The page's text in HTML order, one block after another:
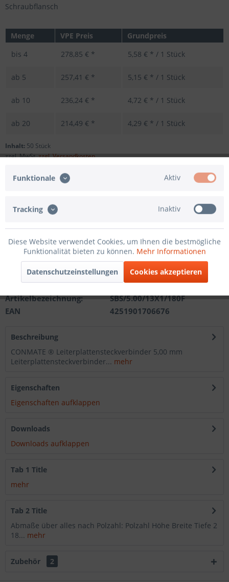
Schraubflansch
Menge VPE Preis
Grundpreis
bis 4 278,85 € * 5,58 € * / 1 Stück
ab 5 257,41 € * 5,15 € * / 1 Stück
ab 10 236,24 € * 4,72 € * / 1 Stück
ab 20 214,49 € * 4,29 € * / 1 Stück
Inhalt: 50 Stück
zzgl. MwSt.zzgl. Versandkosten
In den Warenkorb
Merken
Artikel-Nr.:
201121412113
Artikelbezeichnung:
SBS/5.00/13X1/180F
EAN
4251901706676
Beschreibung
CONMATE ® Leiterplattensteckverbinder 5,00 mm
Leiterplattensteckverbinder... mehr
Eigenschaften
Eigenschaften aufklappen
Downloads
Downloads aufklappen
Tab 1 Title
mehr
Tab 2 Title
Abmaße über alles nach Polzahl: Polzahl Höhe Breite Tiefe 2
18... mehr
Zubehör 2
Funktionale Aktiv
Tracking Inaktiv
Diese Website verwendet Cookies, um Ihnen die bestmögliche
Funktionalität bieten zu können. Mehr Informationen
Datenschutzeinstellungen Cookies akzeptieren